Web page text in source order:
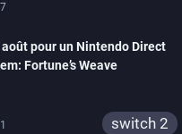
pour un Nintendo Direct
Fortune’s Weave
switch 2